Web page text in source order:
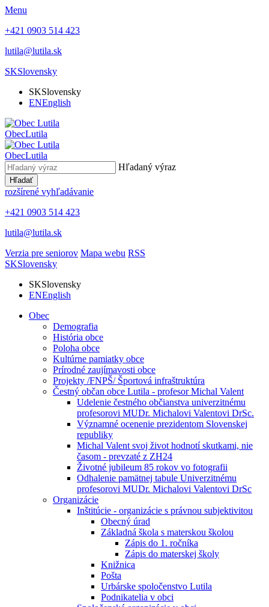
Menu
+421 0903 514 423
lutila@lutila.sk
SKSlovensky
SKSlovensky
ENEnglish
ObecLutila
ObecLutila
Hľadaný výraz
Hľadať
rozšírené vyhľadávanie
+421 0903 514 423
lutila@lutila.sk
Verzia pre seniorov Mapa webu RSS
SKSlovensky
SKSlovensky
ENEnglish
Obec
Demografia
História obce
Poloha obce
Kultúrne pamiatky obce
Prírodné zaujímavosti obce
Projekty /FNPŠ/ Športová infraštruktúra
Čestný občan obce Lutila - profesor Michal Valent
Udelenie čestného občianstva univerzitnému
profesorovi MUDr. Michalovi Valentovi DrSc.
Významné ocenenie prezidentom Slovenskej
republiky
Michal Valent svoj život hodnotí skutkami, nie
časom - prevzaté z ZH24
Životné jubileum 85 rokov vo fotografii
Odhalenie pamätnej tabule Univerzitnému
profesorovi MUDr. Michalovi Valentovi DrSc
Organizácie
Inštitúcie - organizácie s právnou subjektivitou
Obecný úrad
Základná škola s materskou školou
Zápis do 1. ročníka
Zápis do materskej školy
Knižnica
Pošta
Urbárske spoločenstvo Lutila
Podnikatelia v obci